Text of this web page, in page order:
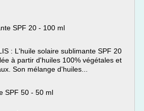
SPF 20 - 100 ml
: L'huile solaire sublimante SPF 20
à partir d'huiles 100% végétales et
Son mélange d'huiles...
SPF 50 - 50 ml